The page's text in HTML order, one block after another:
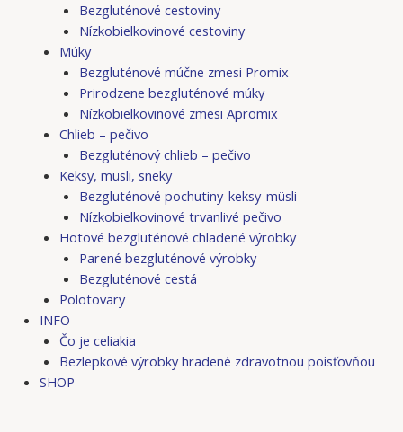
Bezgluténové cestoviny
Nízkobielkovinové cestoviny
Múky
Bezgluténové múčne zmesi Promix
Prirodzene bezgluténové múky
Nízkobielkovinové zmesi Apromix
Chlieb – pečivo
Bezgluténový chlieb – pečivo
Keksy, müsli, sneky
Bezgluténové pochutiny-keksy-müsli
Nízkobielkovinové trvanlivé pečivo
Hotové bezgluténové chladené výrobky
Parené bezgluténové výrobky
Bezgluténové cestá
Polotovary
INFO
Čo je celiakia
Bezlepkové výrobky hradené zdravotnou poisťovňou
SHOP